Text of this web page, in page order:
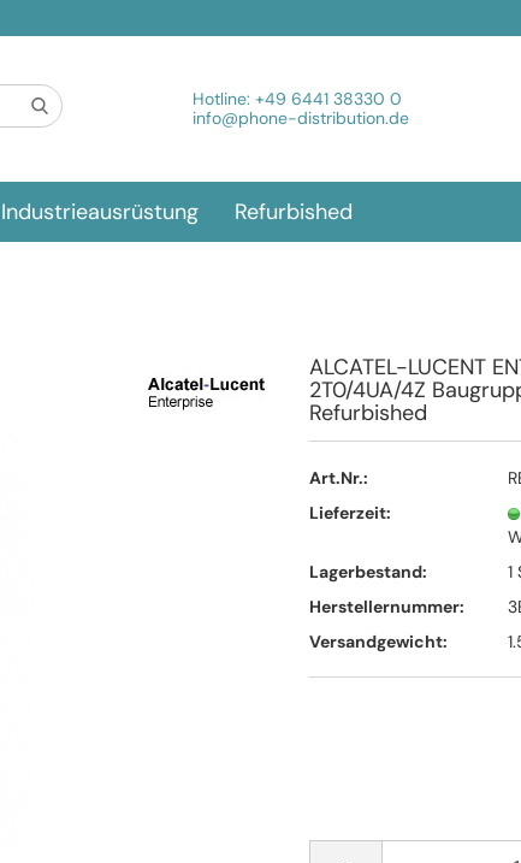
Konto erstellen
Passwort
Hotline: +49 6441 38330 0
info@phone-distribution.de
Industrieausrüstung Refurbished
ALCATEL-LUCENT
2T0/4UA/4Z
Refurbished
Art.Nr.:
Lieferzeit:
Lagerbestand: 1
Herstellernummer:
Versandgewicht: